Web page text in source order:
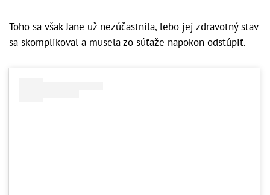
Toho sa však Jane už nezúčastnila, lebo jej zdravotný stav
sa skomplikoval a musela zo súťaže napokon odstúpiť.